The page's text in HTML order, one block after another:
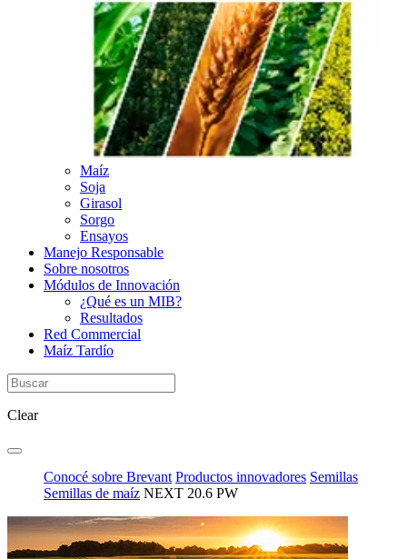
Maíz
Soja
Girasol
Sorgo
Ensayos
Manejo Responsable
Sobre nosotros
Módulos de Innovación
¿Qué es un MIB?
Resultados
Red Commercial
Maíz Tardío
Clear
Conocé sobre Brevant Productos innovadores Semillas
Semillas de maíz NEXT 20.6 PW